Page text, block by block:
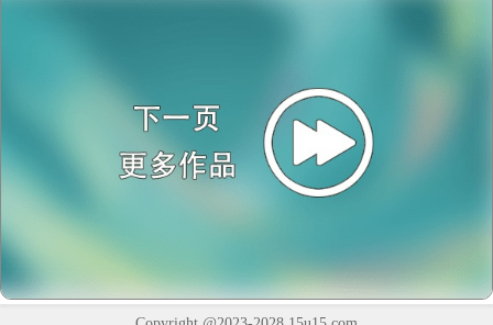
Copyright @2023-2028 15u15.com